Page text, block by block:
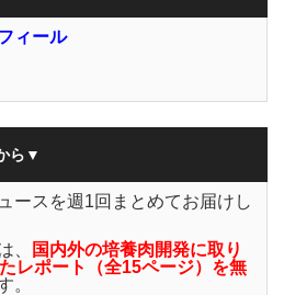
ィール
ら▼
ースを週1回まとめてお届けし
、
国内外の培養肉開発に取り
レポート（全15ページ）を無
。